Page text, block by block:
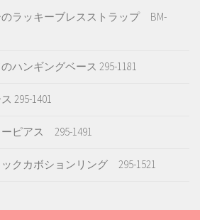
ラッキーブレスストラップ BM-
ハンギングベース 295-1181
295-1401
ピアス 295-1491
クカボションリング 295-1521